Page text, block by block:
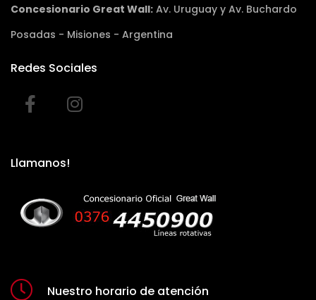
Concesionario Great Wall: Av. Uruguay y Av. Buchardo
Posadas - Misiones - Argentina
Redes Sociales
Llamanos!
Nuestro horario de atención